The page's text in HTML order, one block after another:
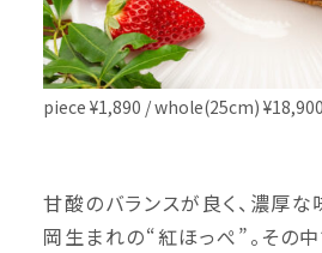
piece ¥1,890 / whole(25cm) ¥18,900
甘酸のバランスが良く、濃厚
岡生まれの“紅ほっぺ”。その